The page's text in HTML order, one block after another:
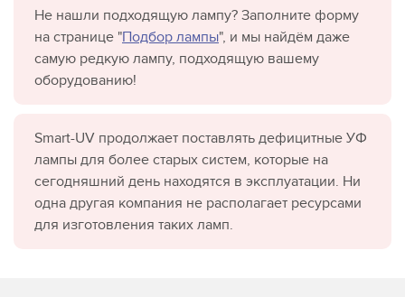
Не нашли подходящую лампу? Заполните форму
на странице "Подбор лампы", и мы найдём даже
самую редкую лампу, подходящую вашему
оборудованию!
Smart-UV продолжает поставлять дефицитные УФ
лампы для более старых систем, которые на
сегодняшний день находятся в эксплуатации. Ни
одна другая компания не располагает ресурсами
для изготовления таких ламп.